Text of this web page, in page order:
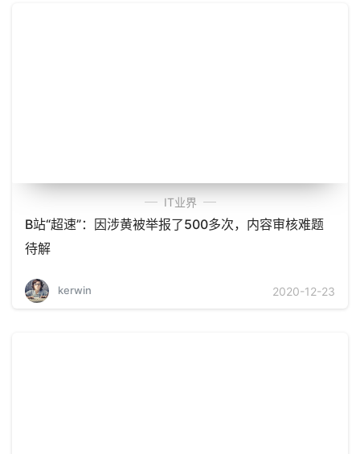
IT业界
B站“超速”：因涉黄被举报了500多次，内容审核难题
待解
kerwin 2020-12-23